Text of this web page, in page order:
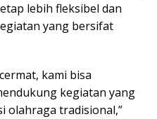
lebih fleksibel dan
yang bersifat
kami bisa
kegiatan yang
olahraga tradisional,”